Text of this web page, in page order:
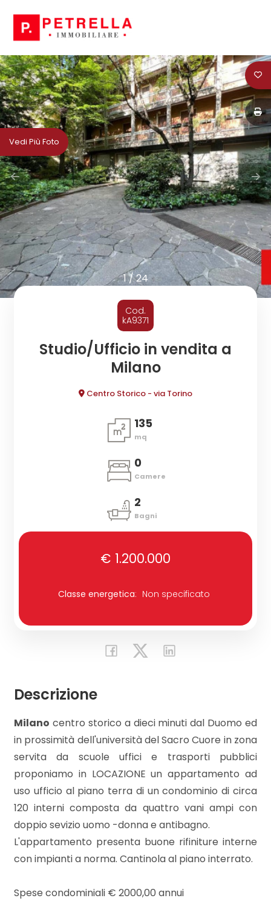
1/24
Vedi Più Foto
Cod.
kA9371
Studio/Ufficio in vendita a
Milano
Centro Storico - via Torino
135
mq
0
Camere
2
Bagni
€ 1.200.000
Classe energetica: Non specificato
Descrizione
Milano centro storico a dieci minuti dal Duomo ed
in prossimità dell'università del Sacro Cuore in zona
servita da scuole uffici e trasporti pubblici
proponiamo in LOCAZIONE un appartamento ad
uso ufficio al piano terra di un condominio di circa
120 interni composta da quattro vani ampi con
doppio sevizio uomo -donna e antibagno.
L'appartamento presenta buone rifiniture interne
con impianti a norma. Cantinola al piano interrato.
Spese condominiali € 2000,00 annui
HOME
CHI
SIAMO
IN
VENDITA
IN
AFFITTO
NEWS
CONTATTI
Codice
Contratto
Qualsiasi
Vendita
Affitto
Scegli
dove
cercare
Comune
Prezzo
Totale
mq